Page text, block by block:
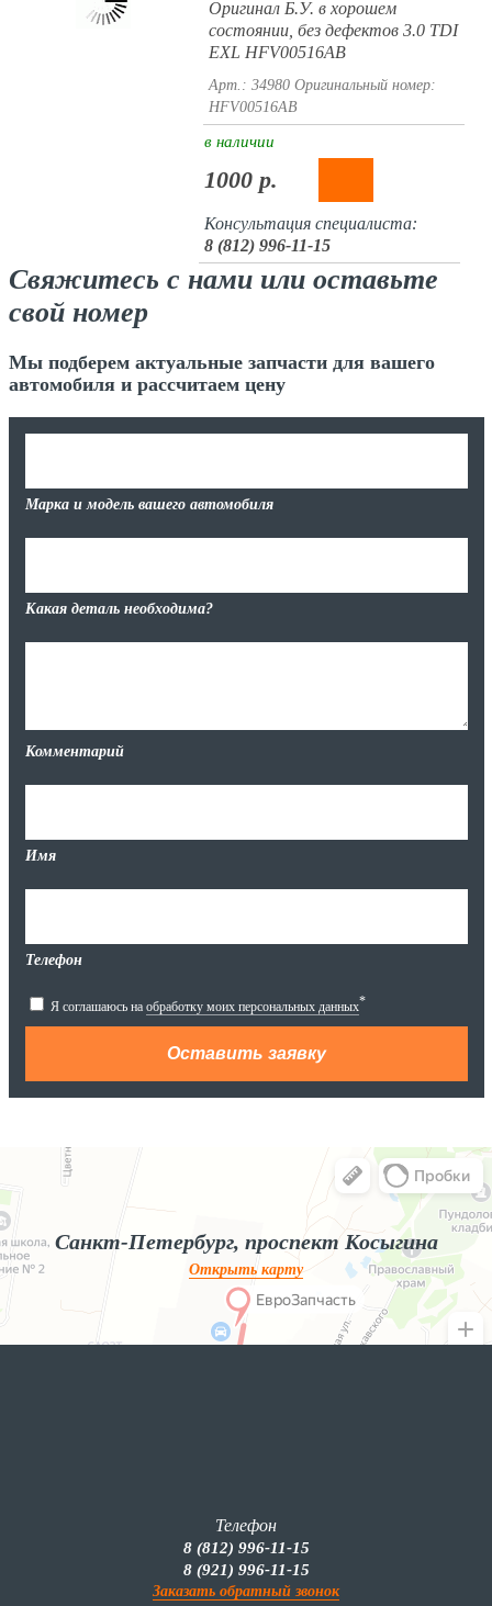
Оригинал Б.У. в хорошем
состоянии, без дефектов 3.0 TDI
EXL HFV00516AB
Арт.: 34980 Оригинальный номер:
HFV00516AB
в наличии
1000 р.
Консультация специалиста:
8 (812) 996-11-15
Свяжитесь с нами или оставьте
свой номер
Мы подберем актуальные запчасти для вашего
автомобиля и рассчитаем цену
Марка и модель вашего автомобиля
Какая деталь необходима?
Комментарий
Имя
Телефон
Я соглашаюсь на обработку моих персональных данных*
Яндекс.Карты
Яндекс.Карты — поиск мест и адресов, городской транспорт
Санкт-Петербург, проспект Косыгина
Открыть карту
Телефон
8 (812) 996-11-15
8 (921) 996-11-15
Заказать обратный звонок